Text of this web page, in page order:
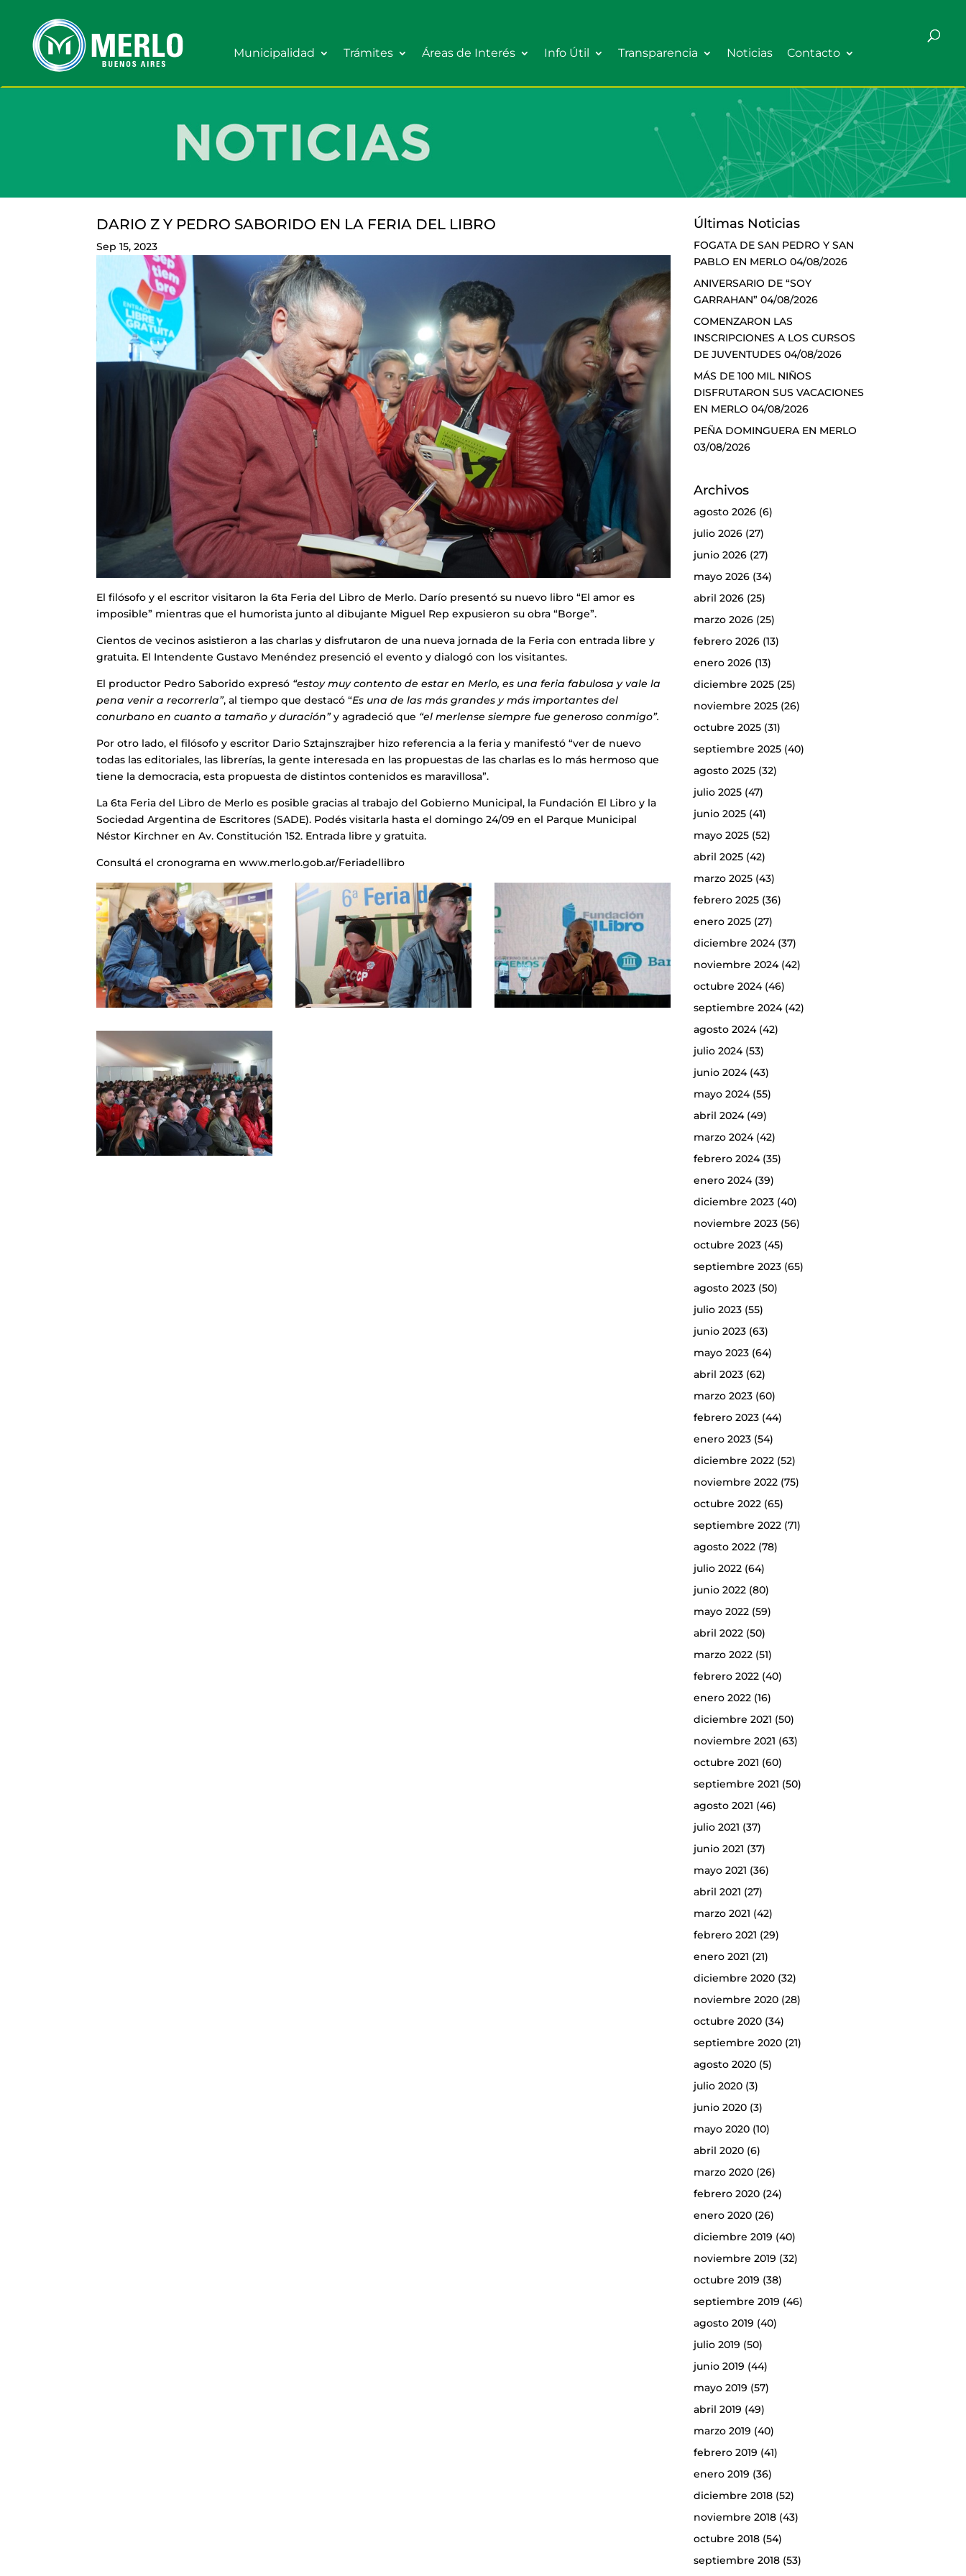
Municipalidad Trámites Áreas de Interés Info Útil Transparencia Noticias Contacto
DARIO Z Y PEDRO SABORIDO EN LA FERIA DEL LIBRO
Sep 15, 2023
El filósofo y el escritor visitaron la 6ta Feria del Libro de Merlo. Darío presentó su nuevo libro “El amor es
imposible” mientras que el humorista junto al dibujante Miguel Rep expusieron su obra “Borge”.
Cientos de vecinos asistieron a las charlas y disfrutaron de una nueva jornada de la Feria con entrada libre y
gratuita. El Intendente Gustavo Menéndez presenció el evento y dialogó con los visitantes.
El productor Pedro Saborido expresó “estoy muy contento de estar en Merlo, es una feria fabulosa y vale la
pena venir a recorrerla”, al tiempo que destacó “Es una de las más grandes y más importantes del
conurbano en cuanto a tamaño y duración”y agradeció que “el merlense siempre fue generoso conmigo”.
Por otro lado, el filósofo y escritor Dario Sztajnszrajber hizo referencia a la feria y manifestó “ver de nuevo
todas las editoriales, las librerías, la gente interesada en las propuestas de las charlas es lo más hermoso que
tiene la democracia, esta propuesta de distintos contenidos es maravillosa”.
La 6ta Feria del Libro de Merlo es posible gracias al trabajo del Gobierno Municipal, la Fundación El Libro y la
Sociedad Argentina de Escritores (SADE). Podés visitarla hasta el domingo 24/09 en el Parque Municipal
Néstor Kirchner en Av. Constitución 152. Entrada libre y gratuita.
Consultá el cronograma en www.merlo.gob.ar/Feriadellibro
Últimas Noticias
FOGATA DE SAN PEDRO Y SAN
PABLO EN MERLO 04/08/2026
ANIVERSARIO DE “SOY
GARRAHAN” 04/08/2026
COMENZARON LAS
INSCRIPCIONES A LOS CURSOS
DE JUVENTUDES 04/08/2026
MÁS DE 100 MIL NIÑOS
DISFRUTARON SUS VACACIONES
EN MERLO 04/08/2026
PEÑA DOMINGUERA EN MERLO
03/08/2026
Archivos
agosto 2026(6)
julio 2026(27)
junio 2026(27)
mayo 2026(34)
abril 2026(25)
marzo 2026(25)
febrero 2026(13)
enero 2026(13)
diciembre 2025(25)
noviembre 2025(26)
octubre 2025(31)
septiembre 2025(40)
agosto 2025(32)
julio 2025(47)
junio 2025(41)
mayo 2025(52)
abril 2025(42)
marzo 2025(43)
febrero 2025(36)
enero 2025(27)
diciembre 2024(37)
noviembre 2024(42)
octubre 2024(46)
septiembre 2024(42)
agosto 2024(42)
julio 2024(53)
junio 2024(43)
mayo 2024(55)
abril 2024(49)
marzo 2024(42)
febrero 2024(35)
enero 2024(39)
diciembre 2023(40)
noviembre 2023(56)
octubre 2023(45)
septiembre 2023(65)
agosto 2023(50)
julio 2023(55)
junio 2023(63)
mayo 2023(64)
abril 2023(62)
marzo 2023(60)
febrero 2023(44)
enero 2023(54)
diciembre 2022(52)
noviembre 2022(75)
octubre 2022(65)
septiembre 2022(71)
agosto 2022(78)
julio 2022(64)
junio 2022(80)
mayo 2022(59)
abril 2022(50)
marzo 2022(51)
febrero 2022(40)
enero 2022(16)
diciembre 2021 (50)
noviembre 2021 (63)
octubre 2021 (60)
septiembre 2021 (50)
agosto 2021 (46)
julio 2021 (37)
junio 2021 (37)
mayo 2021 (36)
abril 2021 (27)
marzo 2021 (42)
febrero 2021 (29)
enero 2021 (21)
diciembre 2020(32)
noviembre 2020(28)
octubre 2020(34)
septiembre 2020(21)
agosto 2020(5)
julio 2020(3)
junio 2020(3)
mayo 2020(10)
abril 2020(6)
marzo 2020(26)
febrero 2020(24)
enero 2020(26)
diciembre 2019 (40)
noviembre 2019 (32)
octubre 2019 (38)
septiembre 2019 (46)
agosto 2019 (40)
julio 2019 (50)
junio 2019 (44)
mayo 2019 (57)
abril 2019 (49)
marzo 2019 (40)
febrero 2019 (41)
enero 2019 (36)
diciembre 2018(52)
noviembre 2018(43)
octubre 2018(54)
septiembre 2018(53)